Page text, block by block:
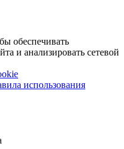
обеспечивать
и анализировать сетевой
использования